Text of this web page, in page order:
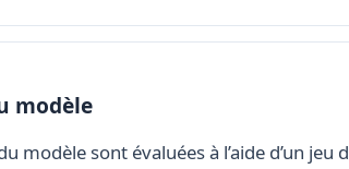
modèle
modèle sont évaluées à l’aide d’un